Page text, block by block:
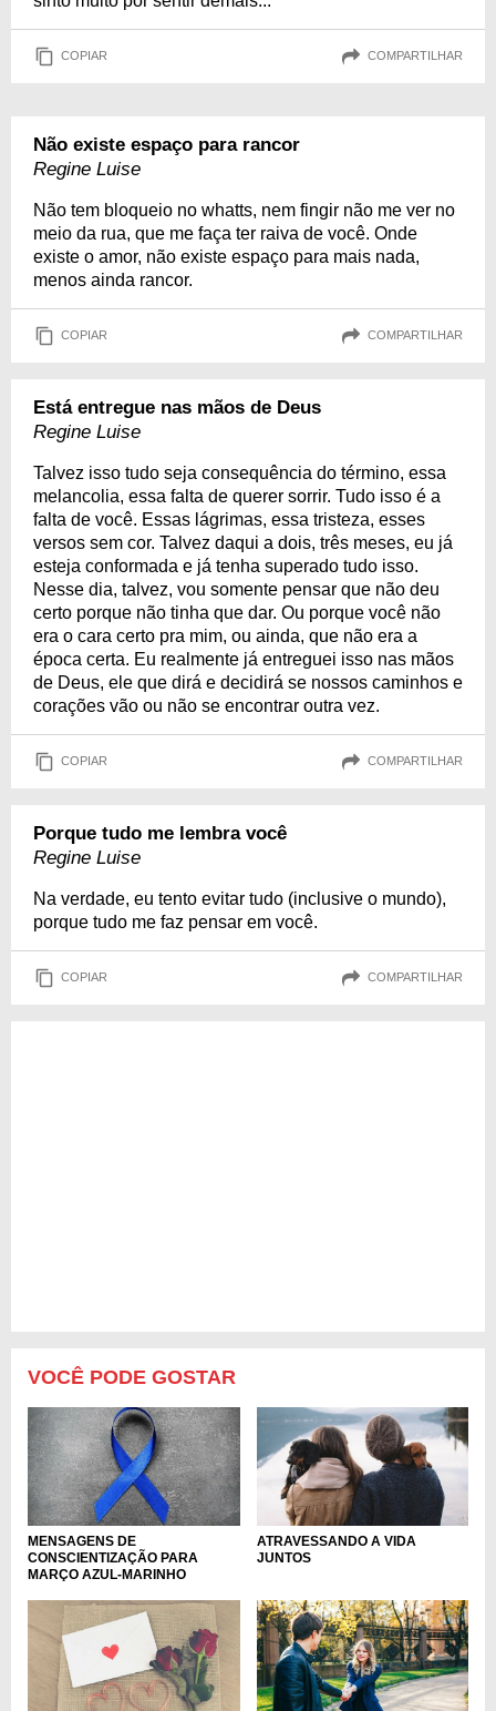
COPIAR COMPARTILHAR
Não existe espaço para rancor
Regine Luise
Não tem bloqueio no whatts, nem fingir não me ver no
meio da rua, que me faça ter raiva de você. Onde
existe o amor, não existe espaço para mais nada,
menos ainda rancor.
COPIAR COMPARTILHAR
Está entregue nas mãos de Deus
Regine Luise
Talvez isso tudo seja consequência do término, essa
melancolia, essa falta de querer sorrir. Tudo isso é a
falta de você. Essas lágrimas, essa tristeza, esses
versos sem cor. Talvez daqui a dois, três meses, eu já
esteja conformada e já tenha superado tudo isso.
Nesse dia, talvez, vou somente pensar que não deu
certo porque não tinha que dar. Ou porque você não
era o cara certo pra mim, ou ainda, que não era a
época certa. Eu realmente já entreguei isso nas mãos
de Deus, ele que dirá e decidirá se nossos caminhos e
corações vão ou não se encontrar outra vez.
COPIAR COMPARTILHAR
Porque tudo me lembra você
Regine Luise
Na verdade, eu tento evitar tudo (inclusive o mundo),
porque tudo me faz pensar em você.
COPIAR COMPARTILHAR
VOCÊ PODE GOSTAR
MENSAGENS DE
CONSCIENTIZAÇÃO PARA
MARÇO AZUL-MARINHO
ATRAVESSANDO A VIDA
JUNTOS